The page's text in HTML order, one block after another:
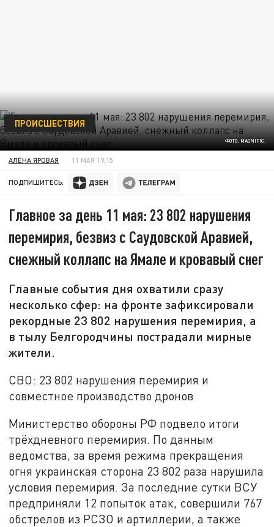
ФОТО: MAGNIFIC.
ПРОИСШЕСТВИЯ
АЛЁНА ЯРОВАЯ 11 МАЯ 19:15
ПОДПИШИТЕСЬ:
Главное за день 11 мая: 23 802 нарушения
перемирия, безвиз с Саудовской Аравией,
снежный коллапс на Ямале и кровавый снег
Главные события дня охватили сразу
несколько сфер: на фронте зафиксировали
рекордные 23 802 нарушения перемирия, а
в тылу Белгородчины пострадали мирные
жители.
СВО: 23 802 нарушения перемирия и
совместное производство дронов
Министерство обороны РФ подвело итоги
трёхдневного перемирия. По данным
ведомства, за время режима прекращения
огня украинская сторона 23 802 раза нарушила
условия перемирия. За последние сутки ВСУ
предприняли 12 попыток атак, совершили 767
обстрелов из РСЗО и артиллерии, а также